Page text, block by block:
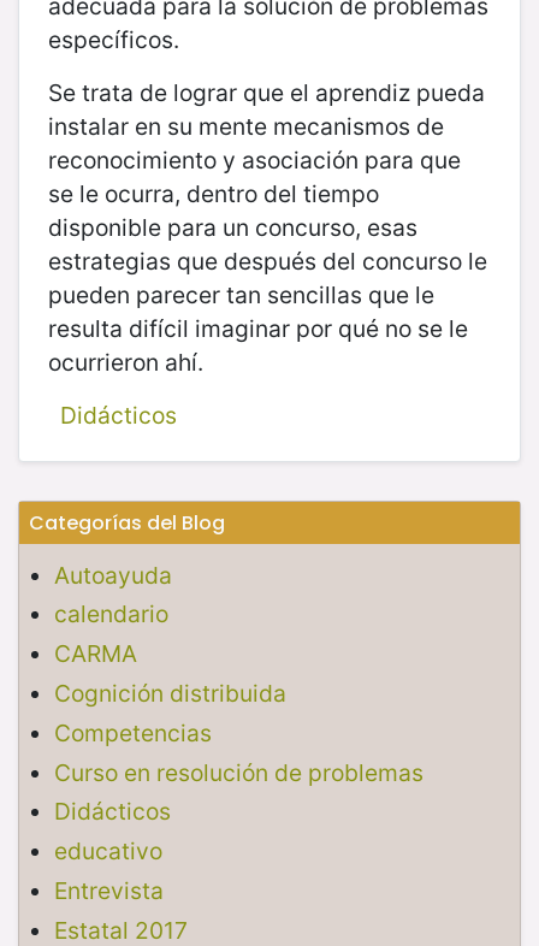
específicos.
Se trata de lograr que el aprendiz pueda
instalar en su mente mecanismos de
reconocimiento y asociación para que
se le ocurra, dentro del tiempo
disponible para un concurso, esas
estrategias que después del concurso le
pueden parecer tan sencillas que le
resulta difícil imaginar por qué no se le
ocurrieron ahí.
Didácticos
Categorías del Blog
Autoayuda
calendario
CARMA
Cognición distribuida
Competencias
Curso en resolución de problemas
Didácticos
educativo
Entrevista
Estatal 2017